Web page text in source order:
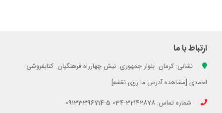
ارتباط با ما
نشانی: کرمان. بلوار جمهوری. نبش چهارراه فرهنگیان. کتابفروشی
احمدی [مشاهده آدرس ما روی نقشه]
شماره تماس: 32142878-034 5-09133396714